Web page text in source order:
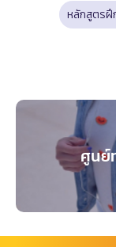
หลักสูตรฝึ
ศูนย์